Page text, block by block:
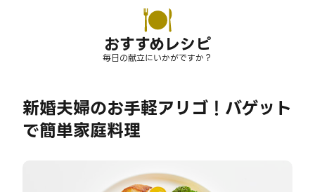
おすすめレシピ
毎日の献立にいかがですか？
新婚夫婦のお手軽アリゴ！バゲット
で簡単家庭料理